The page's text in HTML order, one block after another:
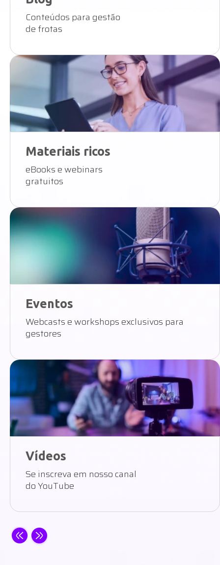
Conteúdos para gestão
de frotas
Materiais ricos
eBooks e webinars
gratuitos
Eventos
Webcasts e workshops exclusivos para
gestores
Vídeos
Se inscreva em nosso canal
do YouTube